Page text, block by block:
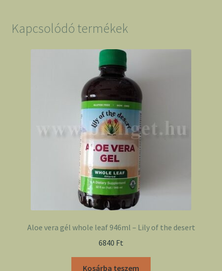
Naturhelix
mennyiség
Kapcsolódó termékek
Aloe vera gél whole leaf 946ml – Lily of the desert
6840 Ft
Kosárba teszem